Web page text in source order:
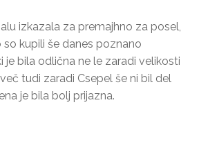
izkazala za premajhno za posel,
so kupili še danes poznano
je bila odlična ne le zaradi velikosti
tudi zaradi Csepel še ni bil del
je bila bolj prijazna.